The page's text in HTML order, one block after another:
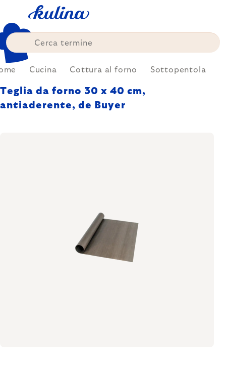
content
Cucina Cottura al forno Sottopentola
Teglia da forno 30 x 40 cm,
antiaderente, de Buyer